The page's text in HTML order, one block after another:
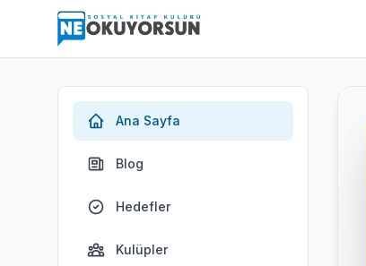
Ana Sayfa
Blog
Hedefler
Kulüpler